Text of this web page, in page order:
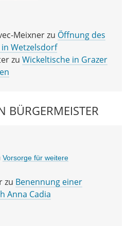
Meixner zu Öffnung des
Wetzelsdorf
zu Wickeltische in Grazer
BÜRGERMEISTER
Vorsorge für weitere
zu Benennung einer
Anna Cadia